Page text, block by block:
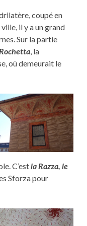
coupé en
il y a un grand
Sur la partie
Rochetta, la
où demeurait le
C’estla Razza, le
Sforza pour